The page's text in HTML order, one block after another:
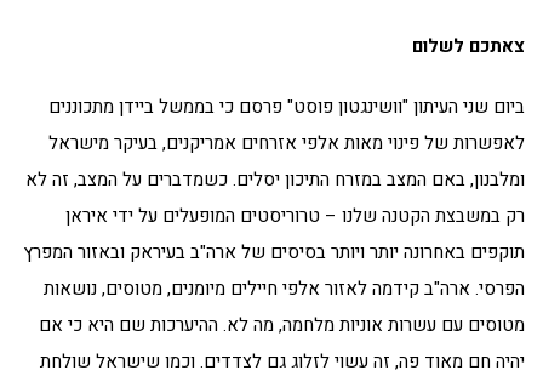
צאתכם לשלום
ביום שני העיתון "וושינגטון פוסט" פרסם כי בממשל ביידן מתכוננים
לאפשרות של פינוי מאות אלפי אזרחים אמריקנים, בעיקר מישראל
ומלבנון, באם המצב במזרח התיכון יסלים. כשמדברים על המצב, זה לא
רק במשבצת הקטנה שלנו – טרוריסטים המופעלים על ידי איראן
תוקפים באחרונה יותר ויותר בסיסים של ארה"ב בעיראק ובאזור המפרץ
הפרסי. ארה"ב קידמה לאזור אלפי חיילים מיומנים, מטוסים, נושאות
מטוסים עם עשרות אוניות מלחמה, מה לא. ההיערכות שם היא כי אם
יהיה חם מאוד פה, זה עשוי לזלוג גם לצדדים. וכמו שישראל שולחת